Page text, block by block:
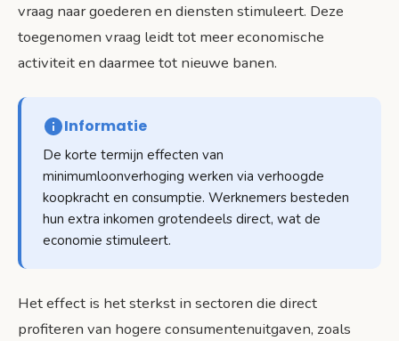
vraag naar goederen en diensten stimuleert. Deze
toegenomen vraag leidt tot meer economische
activiteit en daarmee tot nieuwe banen.
Informatie
De korte termijn effecten van
minimumloonverhoging werken via verhoogde
koopkracht en consumptie. Werknemers besteden
hun extra inkomen grotendeels direct, wat de
economie stimuleert.
Het effect is het sterkst in sectoren die direct
profiteren van hogere consumentenuitgaven, zoals